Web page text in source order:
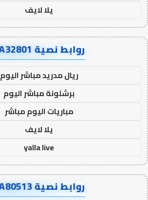
يلا لايف
روابط نصية AA32801
ريال مدريد مباشر اليوم
برشلونة مباشر اليوم
مباريات اليوم مباشر
يلا لايف
yalla live
روابط نصية AA80513